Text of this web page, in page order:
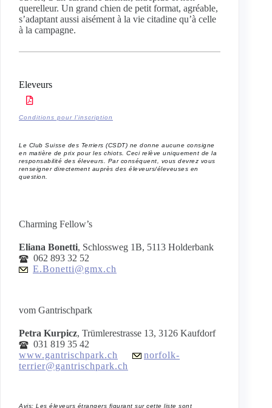
querelleur. Un grand chien de petit format, agréable,
s’adaptant aussi aisément à la vie citadine qu’à celle
à la campagne.
Eleveurs
Conditions pour l’inscription
Le Club Suisse des Terriers (CSDT) ne donne aucune consigne
en matière de prix pour les chiots. Ceci relève uniquement de la
responsabilité des éleveurs. Par conséquent, vous devrez vous
renseigner directement auprès des éleveurs/éleveuses en
question.
Charming Fellow’s
Eliana Bonetti, Schlossweg 1B, 5113 Holderbank
062 893 32 52
E.Bonetti@gmx.ch
vom Gantrischpark
Petra Kurpicz, Trümlerestrasse 13, 3126 Kaufdorf
031 819 35 42
www.gantrischpark.ch
norfolk-
terrier@gantrischpark.ch
Avis: Les éleveurs étrangers figurant sur cette liste sont